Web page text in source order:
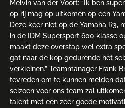
Melvin van der Voort: “Ik ben
op rij mag op uitkomen op een
Deze keer niet op de Yamaha R3,
in de IDM Supersport 600 klasse
maakt deze overstap wel extra
gat naar de kop gedurende het
verkleinen.” Teammanager Frank
tevreden om te kunnen melden
seizoen voor ons team zal
talent met een zeer goede